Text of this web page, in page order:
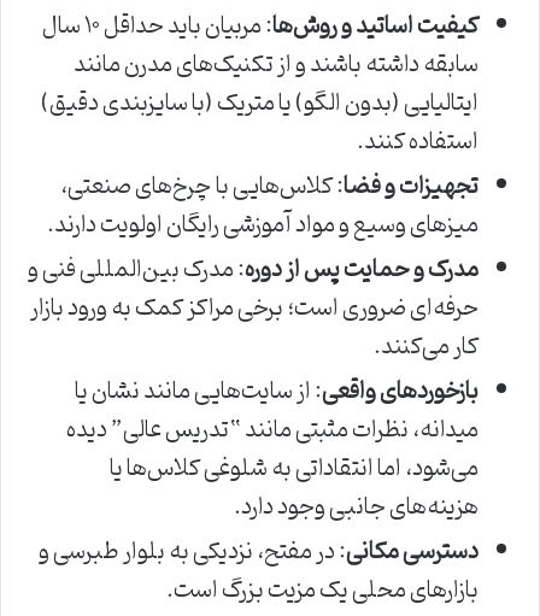
کیفیت اساتید و روش‌ها
: مربیان باید حداقل ۱۰ سال
سابقه داشته باشند و از تکنیک‌های مدرن مانند
ایتالیایی (بدون الگو) یا متریک (با سایزبندی دقیق)
استفاده کنند.
تجهیزات و فضا: کلاس‌هایی با چرخ‌های صنعتی،
میزهای وسیع و مواد آموزشی رایگان اولویت دارند.
مدرک و حمایت پس از دوره: مدرک بین‌المللی فنی و
حرفه‌ای ضروری است؛ برخی مراکز کمک به ورود بازار
کار می‌کنند.
بازخوردهای واقعی: از سایت‌هایی مانند نشان یا
میدانه، نظرات مثبتی مانند “تدریس عالی” دیده
می‌شود، اما انتقاداتی به شلوغی کلاس‌ها یا
هزینه‌های جانبی وجود دارد.
دسترسی مکانی: در مفتح، نزدیکی به بلوار طبرسی و
بازارهای محلی یک مزیت بزرگ است.